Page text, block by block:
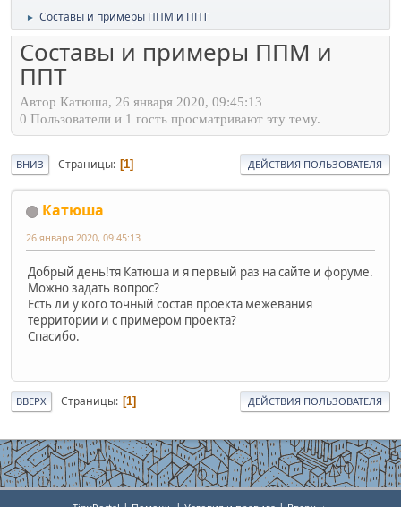
► Составы и примеры ППМ и ППТ
Составы и примеры ППМ и
ППТ
Автор Катюша, 26 января 2020, 09:45:13
0 Пользователи и 1 гость просматривают эту тему.
ВНИЗ Страницы 1 ДЕЙСТВИЯ ПОЛЬЗОВАТЕЛЯ
Катюша
26 января 2020, 09:45:13
Добрый день!тя Катюша и я первый раз на сайте и форуме.
Можно задать вопрос?
Есть ли у кого точный состав проекта межевания
территории и с примером проекта?
Спасибо.
ВВЕРХ Страницы 1 ДЕЙСТВИЯ ПОЛЬЗОВАТЕЛЯ